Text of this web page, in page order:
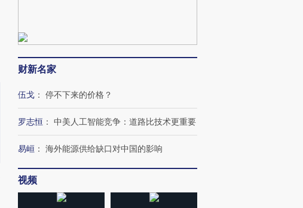
财新名家
伍戈 ： 停不下来的价格？
罗志恒 ： 中美人工智能竞争：道路比技术更重要
易峘 ： 海外能源供给缺口对中国的影响
视频